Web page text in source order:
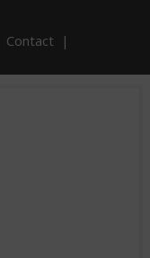
Contact |